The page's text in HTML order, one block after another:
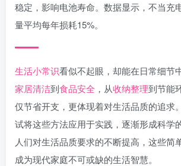
稳定，影响电池寿命。数据显示，不当充
量平均每年损耗15%。
生活小常识看似不起眼，却能在日常细节
家居清洁到食品安全 ，从收纳整理到节能
仅节省开支，更体现着对生活品质的追求
试将这些方法应用于实践，逐渐形成科学
人们对生活品质要求的不断提高，这些简
成为现代家庭不可或缺的生活智慧。